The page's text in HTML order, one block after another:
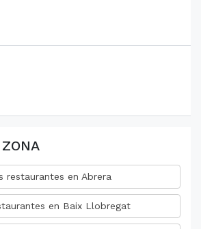
restaurantes en Abrera
en Baix Llobregat